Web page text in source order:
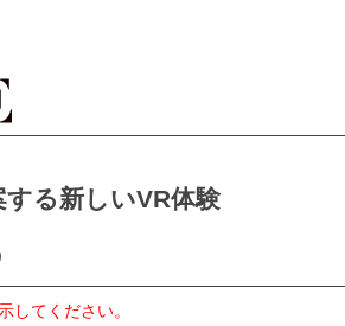
る新しいVR体験
してください。